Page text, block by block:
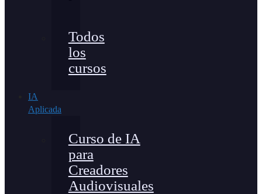
Todos
los
cursos
IA
Aplicada
Curso de IA
para
Creadores
Audiovisuales